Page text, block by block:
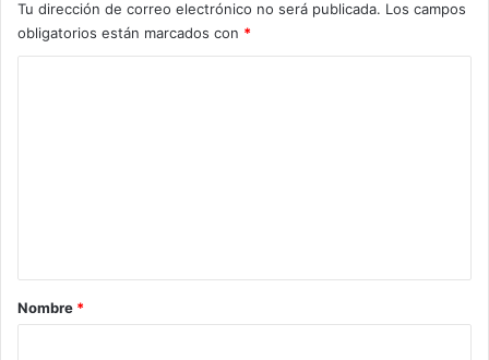
Tu dirección de correo electrónico no será publicada. Los campos
obligatorios están marcados con *
rNombre *